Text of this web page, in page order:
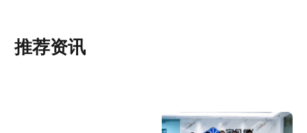
推荐资讯